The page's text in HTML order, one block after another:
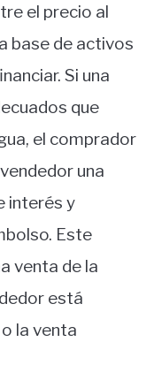
el precio al
base de activos
Si una
que
el comprador
una
interés y
Este
venta de la
está
la venta